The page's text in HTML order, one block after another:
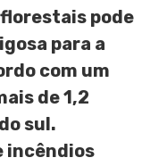
pode
para a
com um
de 1,2
sul.
incêndios